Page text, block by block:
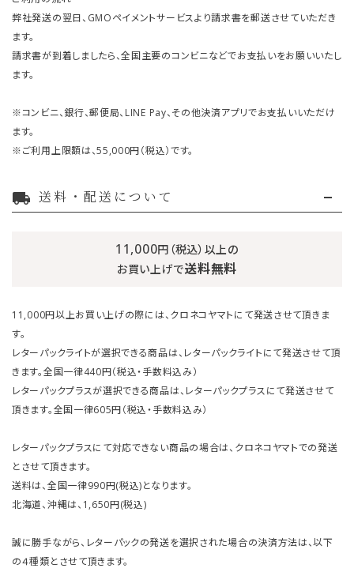
弊社発送の翌日、GMOペイメントサービスより請求書を郵送させていただき
ます。
請求書が到着しましたら、全国主要のコンビニなどでお支払いをお願いいたし
ます。
※コンビニ、銀行、郵便局、LINE Pay、その他決済アプリでお支払いいただけ
ます。
※ご利用上限額は、55,000円（税込）です。
local_shipping 送料・配送について
11,000円（税込）以上の
お買い上げで送料無料
11,000円以上お買い上げの際には、クロネコヤマトにて発送させて頂きま
す。
レターパックライトが選択できる商品は、レターパックライトにて発送させて頂
きます。全国一律440円（税込・手数料込み）
レターパックプラスが選択できる商品は、レターパックプラスにて発送させて
頂きます。全国一律605円（税込・手数料込み）
レターパックプラスにて対応できない商品の場合は、クロネコヤマトでの発送
とさせて頂きます。
送料は、全国一律990円(税込)となります。
北海道、沖縄は、1,650円(税込)
誠に勝手ながら、レターパックの発送を選択された場合の決済方法は、以下
の４種類とさせて頂きます。